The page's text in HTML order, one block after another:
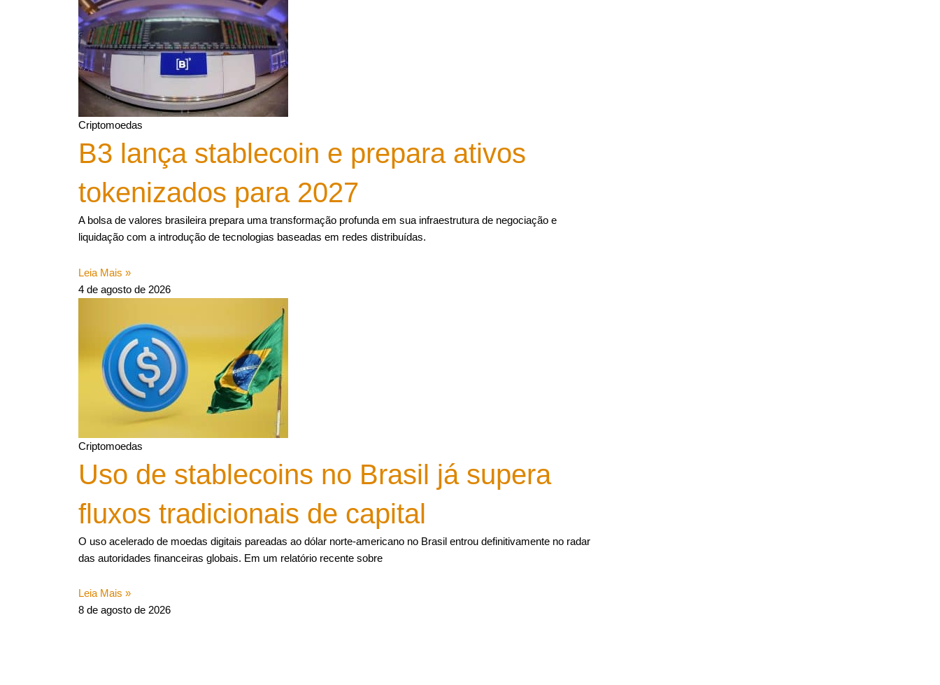
Criptomoedas
B3 lança stablecoin e prepara ativos
tokenizados para 2027
A bolsa de valores brasileira prepara uma transformação profunda em sua infraestrutura de negociação e
liquidação com a introdução de tecnologias baseadas em redes distribuídas.
Leia Mais »
4 de agosto de 2026
Criptomoedas
Uso de stablecoins no Brasil já supera
fluxos tradicionais de capital
O uso acelerado de moedas digitais pareadas ao dólar norte-americano no Brasil entrou definitivamente no radar
das autoridades financeiras globais. Em um relatório recente sobre
Leia Mais »
8 de agosto de 2026